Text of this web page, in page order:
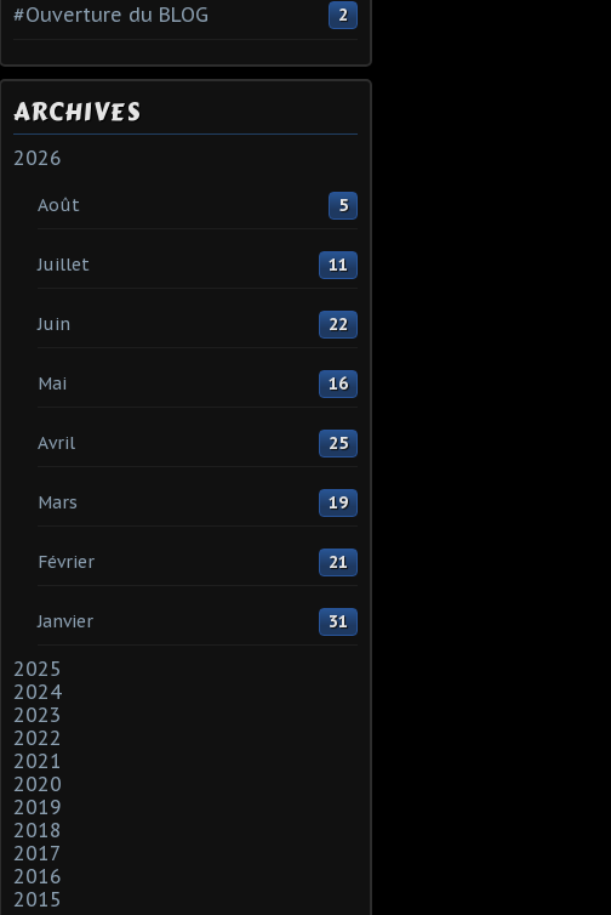
#Ouverture du BLOG 2
ARCHIVES
2026
Août 5
Juillet 11
Juin 22
Mai 16
Avril 25
Mars 19
Février 21
Janvier 31
2025
2024
2023
2022
2021
2020
2019
2018
2017
2016
2015